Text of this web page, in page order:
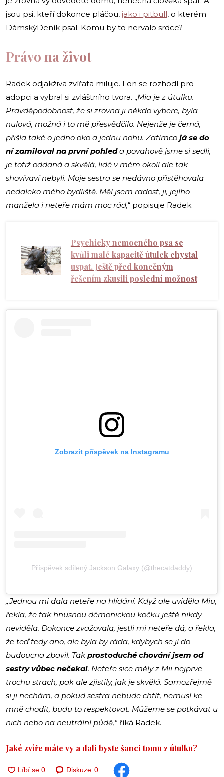
jsou psi, kteří dokonce pláčou, jako i pitbull, o kterém
DámskýDeník psal. Komu by to nervalo srdce?
Právo na život
Radek odjakživa zvířata miluje. I on se rozhodl pro
adopci a vybral si zvláštního tvora. „Mia je z útulku.
Pravděpodobnost, že si zrovna ji někdo vybere, byla
nulová, možná i to mě přesvědčilo. Nejenže je černá,
přišla také o jedno oko a jednu nohu. Zatímco já se do
ní zamiloval na první pohleda povahově jsme si sedli,
je totiž oddaná a skvělá, lidé v mém okolí ale tak
shovívaví nebyli. Moje sestra se nedávno přistěhovala
nedaleko mého bydliště. Měl jsem radost, ji, jejího
manžela i neteře mám moc rád,“ popisuje Radek.
Psychicky nemocného psa se
kvůli malé kapacitě útulek chystal
uspat. Ještě před konečným
řešením zkusili poslední možnost
Zobrazit příspěvek na Instagramu
Příspěvek sdílený Jackson Galaxy (@thecatdaddy)
„Jednou mi dala neteře na hlídání. Když ale uviděla Miu,
řekla, že tak hnusnou démonickou kočku ještě nikdy
neviděla. Dokonce zvažovala, jestli mi neteře dá, a řekla,
že teď tedy ano, ale byla by ráda, kdybych se jí do
budoucna zbavil. Tak prostoduché chování jsem od
sestry vůbec nečekal. Neteře sice měly z Mii nejprve
trochu strach, pak ale zjistily, jak je skvělá. Samozřejmě
si ji nechám, a pokud sestra nebude chtít, nemusí ke
mně chodit, budu to respektovat. Můžeme se potkávat u
nich nebo na neutrální půdě,“říká Radek.
Jaké zvíře máte vy a dali byste šanci tomu z útulku?
Diskuze 0